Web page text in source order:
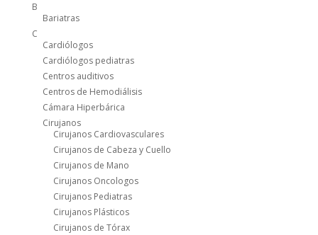
B
Bariatras
C
Cardiólogos
Cardiólogos pediatras
Centros auditivos
Centros de Hemodiálisis
Cámara Hiperbárica
Cirujanos
Cirujanos Cardiovasculares
Cirujanos de Cabeza y Cuello
Cirujanos de Mano
Cirujanos Oncologos
Cirujanos Pediatras
Cirujanos Plásticos
Cirujanos de Tórax